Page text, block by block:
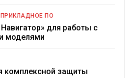
ПО
для работы с
моделями
комплексной защиты